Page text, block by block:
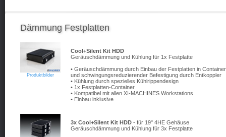
Dämmung Festplatten
Produktbilder
Cool+Silent Kit HDD
Geräuschdämmung und Kühlung für 1x Festplatte
• Geräuschdämmung durch Einbau der Festplatten in
und schwingungsreduzierender Befestigung durch Entkoppler
• Kühlung durch spezielles Kühlrippendesign
• 1x Festplatten-Container
• Kompatibel mit allen XI-MACHINES Workstations
• Einbau inklusive
3x Cool+Silent Kit HDD - für 19" 4HE Gehäuse
Geräuschdämmung und Kühlung für 3x Festplatte